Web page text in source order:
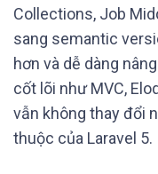
Collections, Job
sang semantic
hơn và dễ dàng
cốt lõi như MVC,
vẫn không thay đổi
thuộc của Laravel 5.